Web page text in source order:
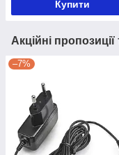
Купити
Акційні
–7%